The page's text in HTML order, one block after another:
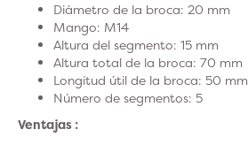
Diámetro de la broca: 20 mm
Mango: M14
Altura del segmento: 15 mm
Altura total de la broca: 70 mm
Longitud útil de la broca: 50 mm
Número de segmentos: 5
Ventajas :